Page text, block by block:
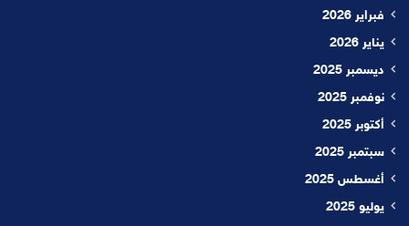
فبراير 2026
يناير 2026
ديسمبر 2025
نوفمبر 2025
أكتوبر 2025
سبتمبر 2025
أغسطس 2025
يوليو 2025